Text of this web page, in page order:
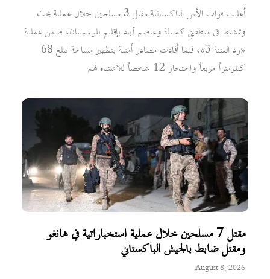
أعلنت قوات الأمن الباكستانية مقتل 3 مسلحين خلال عملية بحث
وتمشيط في منطقتي كمبيلة وعاصم آباد بإقليم بلوشستان، ضمن عملية
«رد الفتنة 3»، فيما أفادت مصادر أمنية بتطهير مساحة تبلغ 68
كيلومتراً مربعاً واحتجاز 12 شخصاً للاشتباه بهم
مقتل 7 مسلحين خلال عملية استخباراتية في هانغو
ومقتل ضابط بالجيش الباكستاني
August 8, 2026